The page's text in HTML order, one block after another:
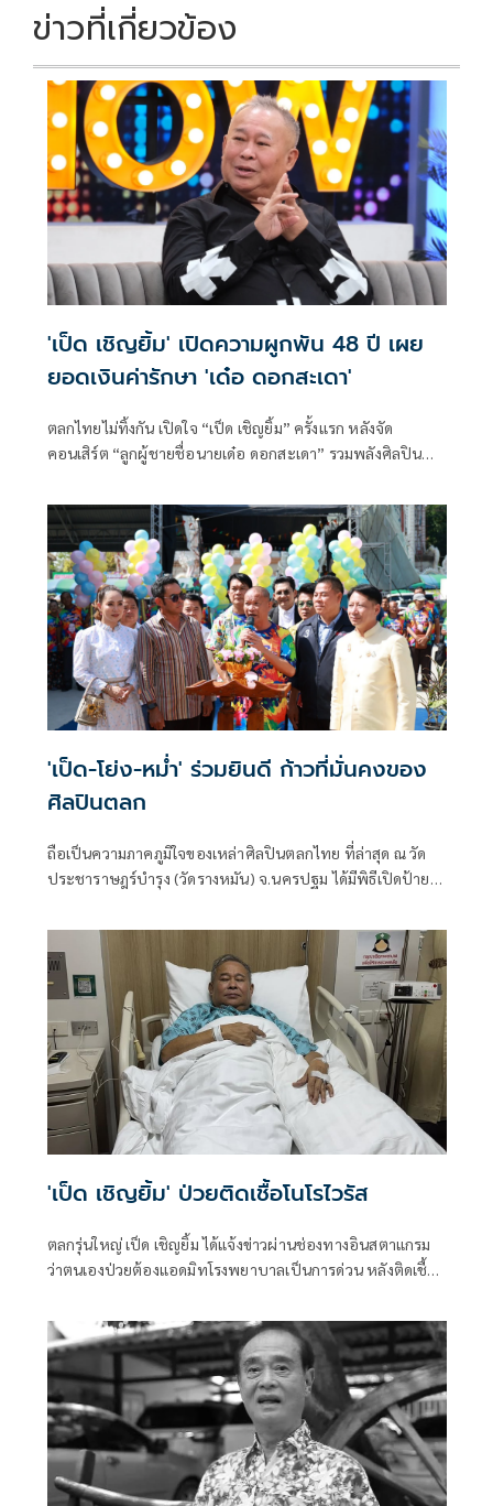
k k
ข่าวที่เกี่ยวข้อง
'เป็ด เชิญยิ้ม' เปิดความผูกพัน 48 ปี เผย
ยอดเงินค่ารักษา 'เด๋อ ดอกสะเดา'
ตลกไทยไม่ทิ้งกัน เปิดใจ “เป็ด เชิญยิ้ม” ครั้งแรก หลังจัด
คอนเสิร์ต “ลูกผู้ชายชื่อนายเด๋อ ดอกสะเดา” รวมพลังศิลปิน
ล้มป่วยด้วยโรคสโตรก พร้อมอัปเดตอาการล่าสุด รวมถึงโต้ข่าว
ลือค่ารักษาสูงถึง 10 ล้านบาท พร้อมเปิดเผยความสัมพันธ์ 48 ปี
ที่ผ่านมา ยอมรับมีวันนี้ได้เพราะบารมีเด๋อ ผ่านทางรายการ คุย
แซ่บshow ช่อง One31
'เป็ด-โย่ง-หม่ำ' ร่วมยินดี ก้าวที่มั่นคงของ
ศิลปินตลก
ถือเป็นความภาคภูมิใจของเหล่าศิลปินตลกไทย ที่ล่าสุด ณ วัด
ประชาราษฎร์บำรุง (วัดรางหมัน) จ.นครปฐม ได้มีพิธีเปิดป้าย
ปวโร102ปี) พิธีเปิดป้ายกองทุนมูลนิธิ หลวงปู่แผ้ว ปวโร เพื่อ
สาธารณะประโยชน์ และพิธีเปิดป้ายอาคารสมาคมศิลปิน
ตลก(ประเทศไทย) ซึ่งนับเป็นบันทึกประวัติศาสตร์หน้าสำคัญ
ของเหล่าศิลปินตลกไทย กับความภูมิใจที่มีอาคารสำนักงาน
สมาคมหลังใหม่อย่างเป็นทางการในยุค นายกโอบะ เสียงเหน่อ
'เป็ด เชิญยิ้ม' ป่วยติดเชื้อโนโรไวรัส
ตลกรุ่นใหญ่ เป็ด เชิญยิ้ม ได้แจ้งข่าวผ่านช่องทางอินสตาแกรม
ว่าตนเองป่วยต้องแอดมิทโรงพยาบาลเป็นการด่วน หลังติดเชื้อ